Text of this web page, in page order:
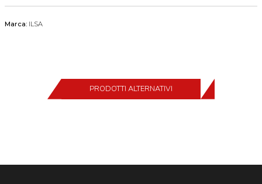
Marca: ILSA
PRODOTTI ALTERNATIVI